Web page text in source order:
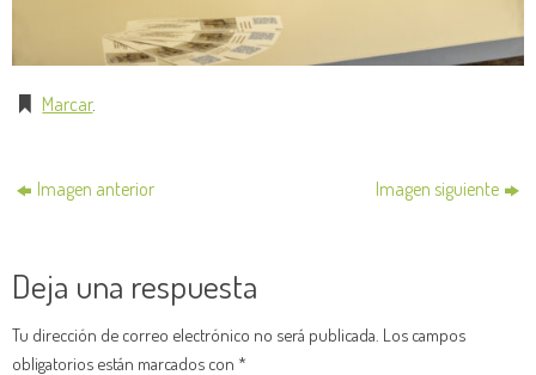
Marcar.
Imagen anterior Imagen siguiente
Deja una respuesta
Tu dirección de correo electrónico no será publicada. Los campos
obligatorios están marcados con *